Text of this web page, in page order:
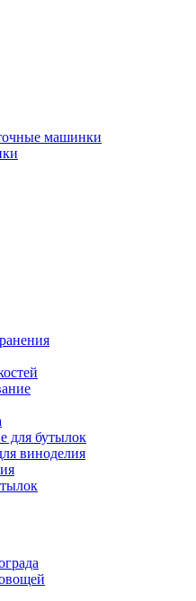
машинки
для бутылок
виноделия